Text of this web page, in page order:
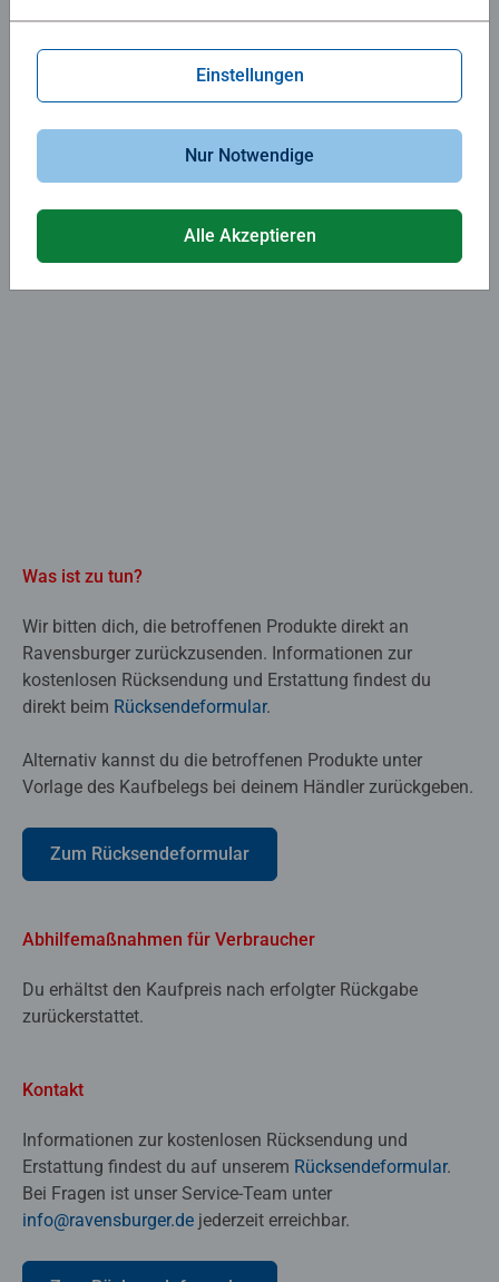
Was ist zu tun?
Wir bitten dich, die betroffenen Produkte direkt an
Ravensburger zurückzusenden. Informationen zur
kostenlosen Rücksendung und Erstattung findest du
direkt beim Rücksendeformular.
Alternativ kannst du die betroffenen Produkte unter
Vorlage des Kaufbelegs bei deinem Händler zurückgeben.
Zum Rücksendeformular
Abhilfemaßnahmen für Verbraucher
Du erhältst den Kaufpreis nach erfolgter Rückgabe
zurückerstattet.
Kontakt
Informationen zur kostenlosen Rücksendung und
Erstattung findest du auf unserem Rücksendeformular.
Bei Fragen ist unser Service-Team unter
info@ravensburger.de jederzeit erreichbar.
Einstellungen
Nur Notwendige
Alle Akzeptieren